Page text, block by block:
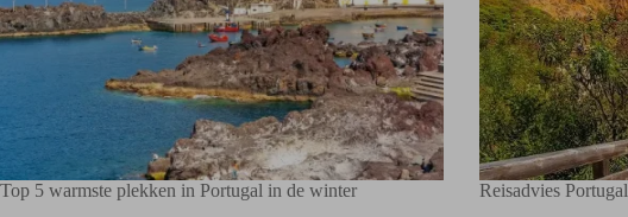
Top 5 warmste plekken in Portugal in de winter
Reisadvies Portugal